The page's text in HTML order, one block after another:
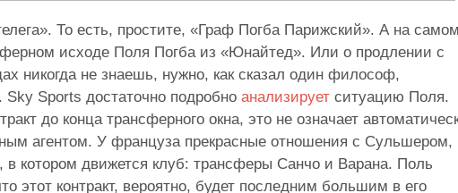
То есть, простите, «Граф Погба Парижский». А на
исходе Поля Погба из «Юнайтед». Или о продлении с
никогда не знаешь, нужно, как сказал один философ,
Sports достаточно подробно анализирует ситуацию Поля.
до конца трансферного окна, это не означает
агентом. У француза прекрасные отношения с Сульшером,
в котором движется клуб: трансферы Санчо и Варана. Поль
этот контракт, вероятно, будет последним большим в его